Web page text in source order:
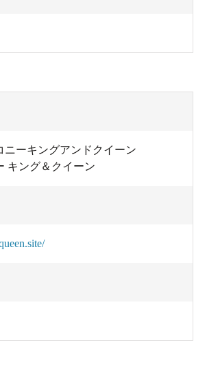
ニーキングアンドクイーン
キング＆クイーン